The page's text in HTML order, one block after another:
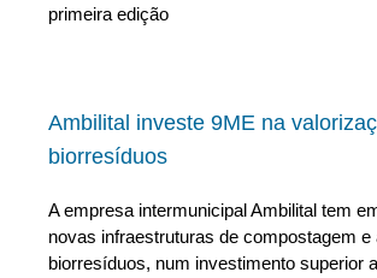
primeira edição
Ambilital investe 9ME na
biorresíduos
A empresa intermunicipal Ambilital tem
novas infraestruturas de compostagem e
biorresíduos, num investimento superior